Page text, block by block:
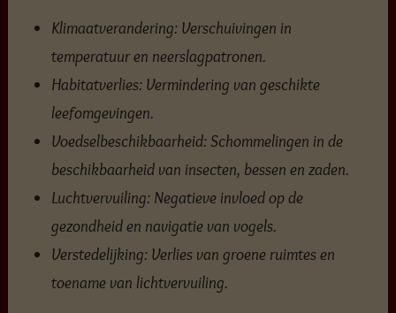
Klimaatverandering: Verschuivingen in
temperatuur en neerslagpatronen.
Habitatverlies: Vermindering van geschikte
leefomgevingen.
Voedselbeschikbaarheid: Schommelingen in de
beschikbaarheid van insecten, bessen en zaden.
Luchtvervuiling: Negatieve invloed op de
gezondheid en navigatie van vogels.
Verstedelijking: Verlies van groene ruimtes en
toename van lichtvervuiling.